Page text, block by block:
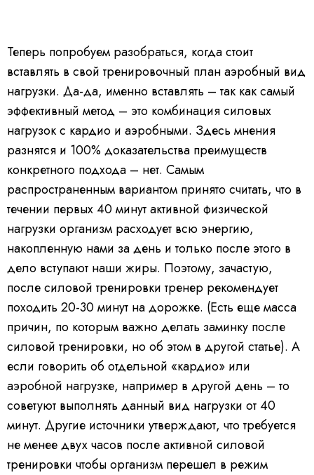
Теперь попробуем разобраться, когда стоит
вставлять в свой тренировочный план аэробный вид
нагрузки. Да-да, именно вставлять – так как самый
эффективный метод – это комбинация силовых
нагрузок с кардио и аэробными. Здесь мнения
разнятся и 100% доказательства преимуществ
конкретного подхода – нет. Самым
распространенным вариантом принято считать, что в
течении первых 40 минут активной физической
нагрузки организм расходует всю энергию,
накопленную нами за день и только после этого в
дело вступают наши жиры. Поэтому, зачастую,
после силовой тренировки тренер рекомендует
походить 20-30 минут на дорожке. (Есть еще масса
причин, по которым важно делать заминку после
силовой тренировки, но об этом в другой статье). А
если говорить об отдельной «кардио» или
аэробной нагрузке, например в другой день – то
советуют выполнять данный вид нагрузки от 40
минут. Другие источники утверждают, что требуется
не менее двух часов после активной силовой
тренировки чтобы организм перешел в режим